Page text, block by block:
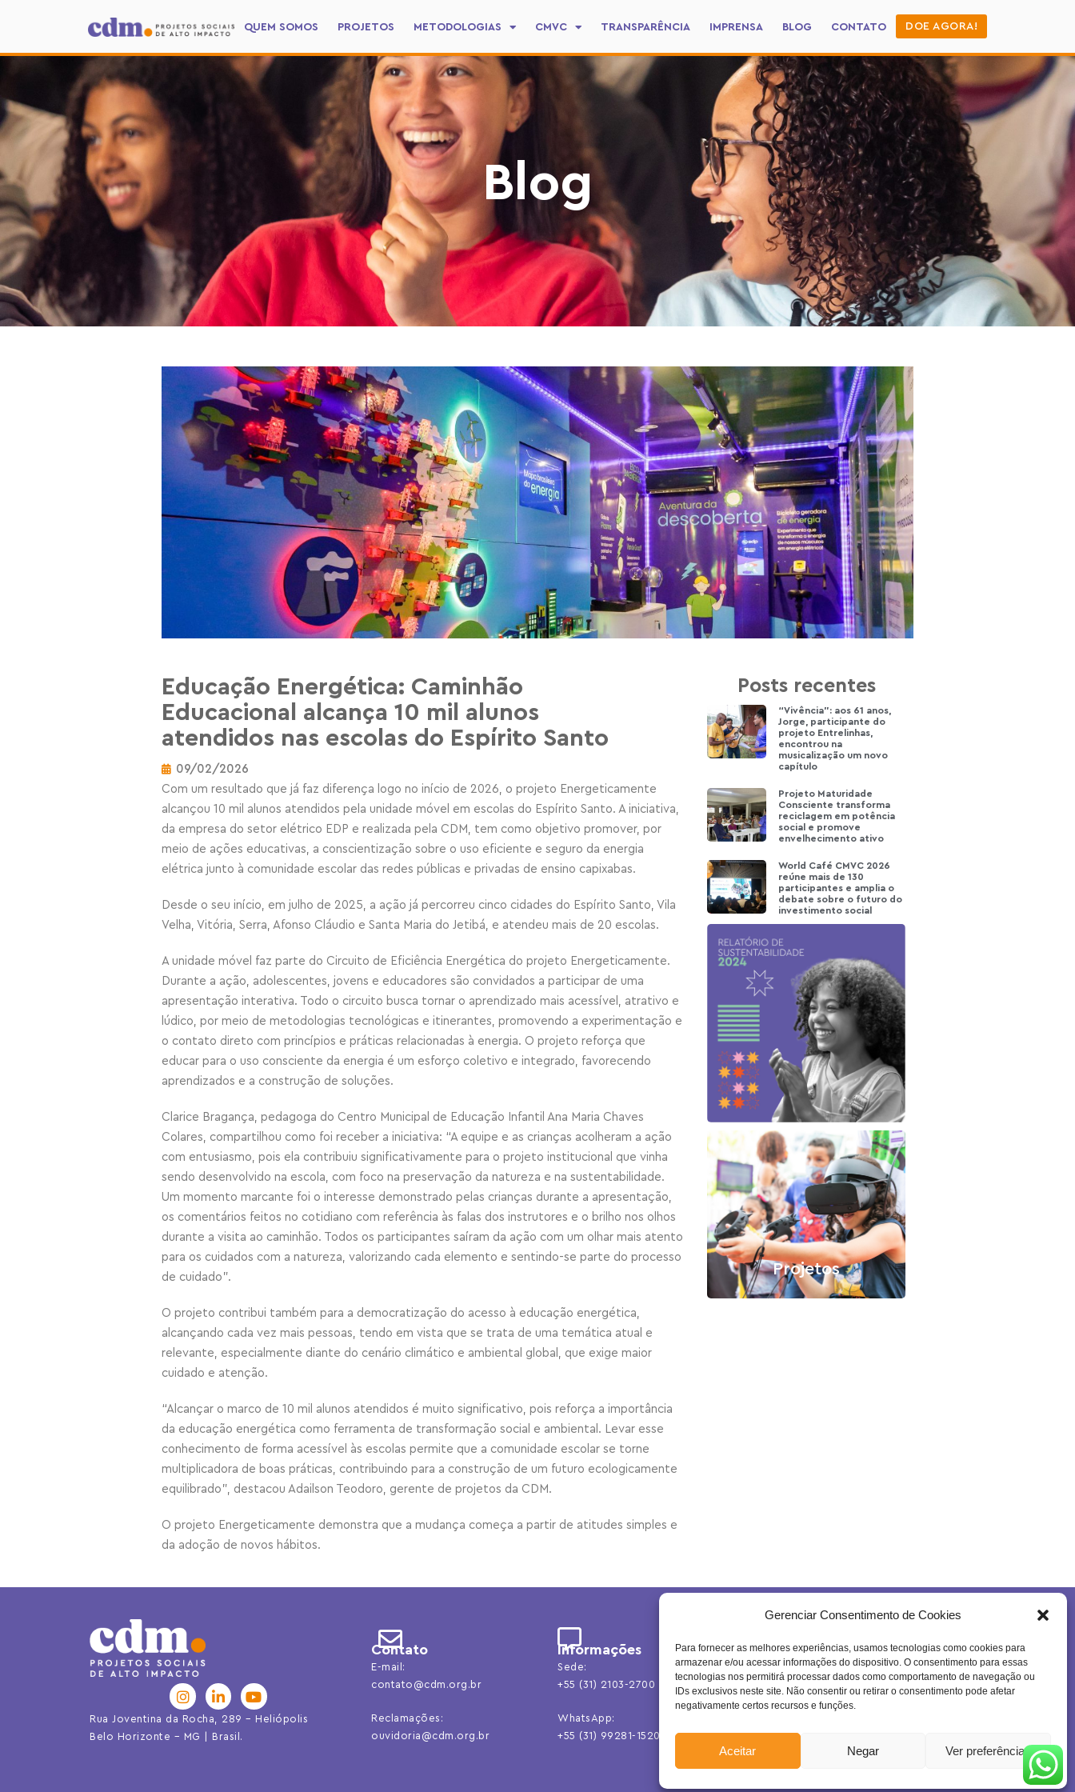
Gerenciar Consentimento de Cookies
Para fornecer as melhores experiências, usamos tecnologias como cookies para
armazenar e/ou acessar informações do dispositivo. O consentimento para essas
tecnologias nos permitirá processar dados como comportamento de navegação ou
IDs exclusivos neste site. Não consentir ou retirar o consentimento pode afetar
negativamente certos recursos e funções.
Aceitar Negar Ver preferências
QUEM SOMOS PROJETOS METODOLOGIAS CMVC TRANSPARÊNCIA IMPRENSA BLOG CONTATO DOE AGORA!
Blog
Educação Energética: Caminhão
Educacional alcança 10 mil alunos
atendidos nas escolas do Espírito Santo
09/02/2026
Com um resultado que já faz diferença logo no início de 2026, o projeto Energeticamente
alcançou 10 mil alunos atendidos pela unidade móvel em escolas do Espírito Santo. A iniciativa,
da empresa do setor elétrico EDP e realizada pela CDM, tem como objetivo promover, por
meio de ações educativas, a conscientização sobre o uso eficiente e seguro da energia
elétrica junto à comunidade escolar das redes públicas e privadas de ensino capixabas.
Desde o seu início, em julho de 2025, a ação já percorreu cinco cidades do Espírito Santo, Vila
Velha, Vitória, Serra, Afonso Cláudio e Santa Maria do Jetibá, e atendeu mais de 20 escolas.
A unidade móvel faz parte do Circuito de Eficiência Energética do projeto Energeticamente.
Durante a ação, adolescentes, jovens e educadores são convidados a participar de uma
apresentação interativa. Todo o circuito busca tornar o aprendizado mais acessível, atrativo e
lúdico, por meio de metodologias tecnológicas e itinerantes, promovendo a experimentação e
o contato direto com princípios e práticas relacionadas à energia. O projeto reforça que
educar para o uso consciente da energia é um esforço coletivo e integrado, favorecendo
aprendizados e a construção de soluções.
Clarice Bragança, pedagoga do Centro Municipal de Educação Infantil Ana Maria Chaves
Colares, compartilhou como foi receber a iniciativa: “A equipe e as crianças acolheram a ação
com entusiasmo, pois ela contribuiu significativamente para o projeto institucional que vinha
sendo desenvolvido na escola, com foco na preservação da natureza e na sustentabilidade.
Um momento marcante foi o interesse demonstrado pelas crianças durante a apresentação,
os comentários feitos no cotidiano com referência às falas dos instrutores e o brilho nos olhos
durante a visita ao caminhão. Todos os participantes saíram da ação com um olhar mais atento
para os cuidados com a natureza, valorizando cada elemento e sentindo-se parte do processo
de cuidado”.
O projeto contribui também para a democratização do acesso à educação energética,
alcançando cada vez mais pessoas, tendo em vista que se trata de uma temática atual e
relevante, especialmente diante do cenário climático e ambiental global, que exige maior
cuidado e atenção.
“Alcançar o marco de 10 mil alunos atendidos é muito significativo, pois reforça a importância
da educação energética como ferramenta de transformação social e ambiental. Levar esse
conhecimento de forma acessível às escolas permite que a comunidade escolar se torne
multiplicadora de boas práticas, contribuindo para a construção de um futuro ecologicamente
equilibrado”, destacou Adailson Teodoro, gerente de projetos da CDM.
O projeto Energeticamente demonstra que a mudança começa a partir de atitudes simples e
da adoção de novos hábitos.
Posts recentes
“Vivência”: aos 61 anos,
Jorge, participante do
projeto Entrelinhas,
encontrou na
musicalização um novo
capítulo
Projeto Maturidade
Consciente transforma
reciclagem em potência
social e promove
envelhecimento ativo
World Café CMVC 2026
reúne mais de 130
participantes e amplia o
debate sobre o futuro do
investimento social
Projetos
Rua Joventina da Rocha, 289 – Heliópolis
Belo Horizonte – MG | Brasil.
Contato
E-mail:
contato@cdm.org.br
Reclamações:
ouvidoria@cdm.org.br
Informações
Sede:
+55 (31) 2103-2700
WhatsApp:
+55 (31) 99281-1520
Confira a nossa Política de Privacidade